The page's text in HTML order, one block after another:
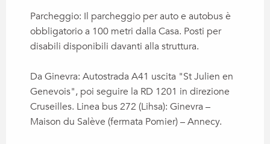
Parcheggio: Il parcheggio per auto e autobus è
obbligatorio a 100 metri dalla Casa. Posti per
disabili disponibili davanti alla struttura.
Da Ginevra: Autostrada A41 uscita "St Julien en
Genevois", poi seguire la RD 1201 in direzione
Cruseilles. Linea bus 272 (Lihsa): Ginevra –
Maison du Salève (fermata Pomier) – Annecy.